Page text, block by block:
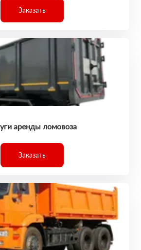
Заказать
аренды ломовоза
Заказать